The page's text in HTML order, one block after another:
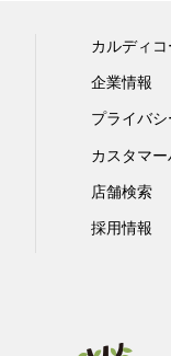
カルディ
企業情報
プライバ
カスタマ
店舗検索
採用情報